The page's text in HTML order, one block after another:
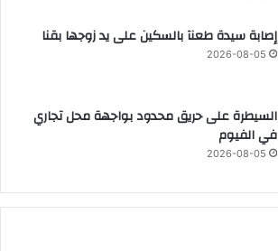
إصابة سيدة طعنآ بالسكين على يد زوجها بقنا
2026-08-05
السيطرة على حريق محدود بواجهة محل تجاري
في الفيوم
2026-08-05